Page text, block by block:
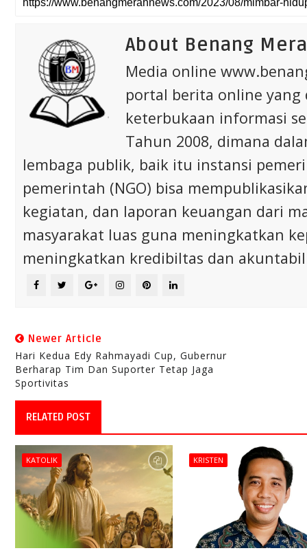
About Benang
Media online
portal berita online
keterbukaan informasi
Tahun 2008, dimana
lembaga publik, baik itu instansi
pemerintah (NGO) bisa
kegiatan, dan laporan keuangan dari
masyarakat luas guna meningkatkan
meningkatkan kredibiltas dan
Newer Article
Hari Kedua Edy Rahmayadi Cup, Gubernur
Berharap Tim Dan Suporter Tetap Jaga
Sportivitas
RELATED POST
KATOLIK KRISTEN